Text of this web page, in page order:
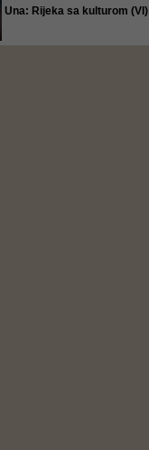
Una: Rijeka sa kulturom (VI)